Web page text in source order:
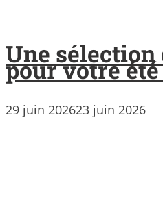
Une sélection
pour votre été
29 juin 202623 juin 2026